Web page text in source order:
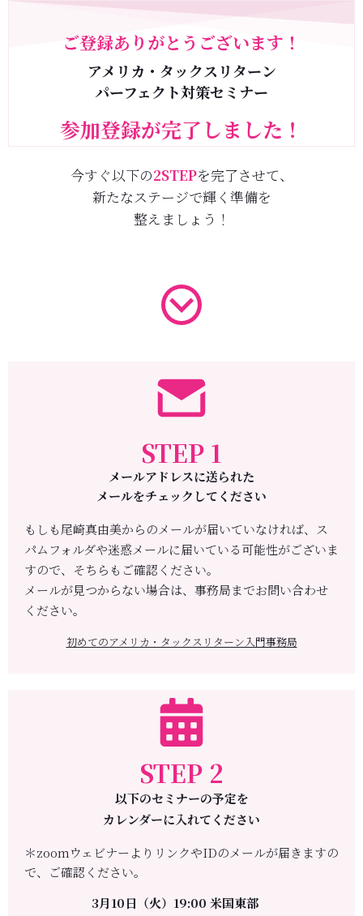
ご登録ありがとうございます！
アメリカ・タックスリターン
パーフェクト対策セミナー
参加登録が完了しました！
今すぐ以下の2STEPを完了させて、
新たなステージで輝く準備を
整えましょう！
STEP 1
メールアドレスに送られた
メールをチェックしてください
もしも尾崎真由美からのメールが届いていなければ、ス
パムフォルダや迷惑メールに届いている可能性がございま
すので、そちらもご確認ください。
メールが見つからない場合は、 事務局までお問い合わせ
ください。
初めてのアメリカ・タックスリターン入門事務局
STEP 2
以下のセミナーの予定を
カレンダーに入れてください
＊zoomウェビナーよりリンクやIDのメールが届きますの
で、ご確認ください。
3月10日（火）19:00 米国東部